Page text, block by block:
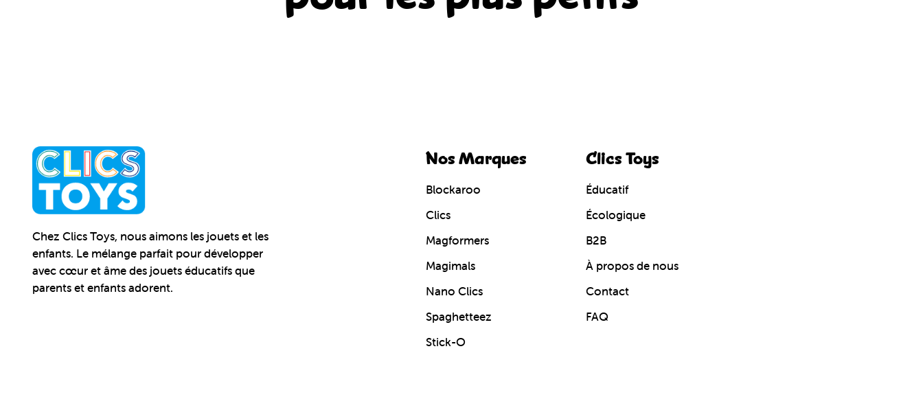
Chez Clics Toys, nous aimons les jouets et les
enfants. Le mélange parfait pour développer
avec cœur et âme des jouets éducatifs que
parents et enfants adorent.
Nos Marques
Blockaroo
Clics
Magformers
Magimals
Nano Clics
Spaghetteez
Stick-O
Clics Toys
Éducatif
Écologique
B2B
À propos de nous
Contact
FAQ